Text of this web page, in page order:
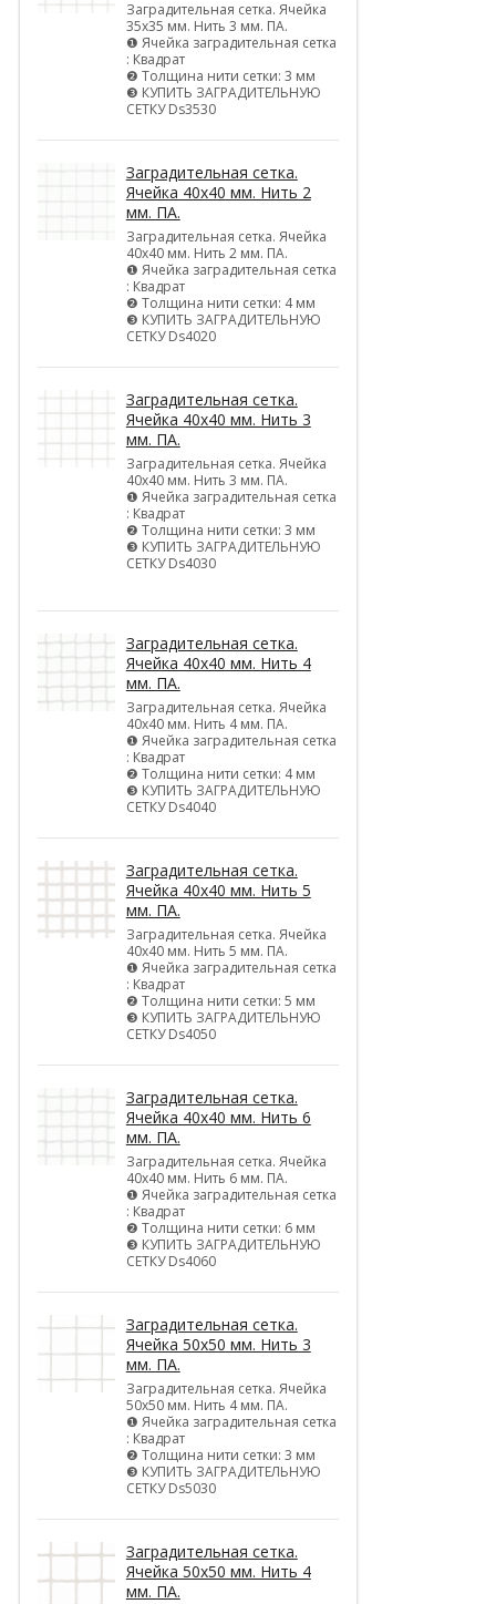
Заградительная сетка. Ячейка
35х35 мм. Нить 3 мм. ПА.
❶ Ячейка заградительная сетка
: Квадрат
❷ Толщина нити сетки: 3 мм
❸ КУПИТЬ ЗАГРАДИТЕЛЬНУЮ
СЕТКУ Ds3530
Заградительная сетка.
Ячейка 40х40 мм. Нить 2
мм. ПА.
Заградительная сетка. Ячейка
40х40 мм. Нить 2 мм. ПА.
❶ Ячейка заградительная сетка
: Квадрат
❷ Толщина нити сетки: 4 мм
❸ КУПИТЬ ЗАГРАДИТЕЛЬНУЮ
СЕТКУ Ds4020
Заградительная сетка.
Ячейка 40х40 мм. Нить 3
мм. ПА.
Заградительная сетка. Ячейка
40х40 мм. Нить 3 мм. ПА.
❶ Ячейка заградительная сетка
: Квадрат
❷ Толщина нити сетки: 3 мм
❸ КУПИТЬ ЗАГРАДИТЕЛЬНУЮ
СЕТКУ Ds4030
Заградительная сетка.
Ячейка 40х40 мм. Нить 4
мм. ПА.
Заградительная сетка. Ячейка
40х40 мм. Нить 4 мм. ПА.
❶ Ячейка заградительная сетка
: Квадрат
❷ Толщина нити сетки: 4 мм
❸ КУПИТЬ ЗАГРАДИТЕЛЬНУЮ
СЕТКУ Ds4040
Заградительная сетка.
Ячейка 40х40 мм. Нить 5
мм. ПА.
Заградительная сетка. Ячейка
40х40 мм. Нить 5 мм. ПА.
❶ Ячейка заградительная сетка
: Квадрат
❷ Толщина нити сетки: 5 мм
❸ КУПИТЬ ЗАГРАДИТЕЛЬНУЮ
СЕТКУ Ds4050
Заградительная сетка.
Ячейка 40х40 мм. Нить 6
мм. ПА.
Заградительная сетка. Ячейка
40х40 мм. Нить 6 мм. ПА.
❶ Ячейка заградительная сетка
: Квадрат
❷ Толщина нити сетки: 6 мм
❸ КУПИТЬ ЗАГРАДИТЕЛЬНУЮ
СЕТКУ Ds4060
Заградительная сетка.
Ячейка 50х50 мм. Нить 3
мм. ПА.
Заградительная сетка. Ячейка
50х50 мм. Нить 4 мм. ПА.
❶ Ячейка заградительная сетка
: Квадрат
❷ Толщина нити сетки: 3 мм
❸ КУПИТЬ ЗАГРАДИТЕЛЬНУЮ
СЕТКУ Ds5030
Заградительная сетка.
Ячейка 50х50 мм. Нить 4
мм. ПА.